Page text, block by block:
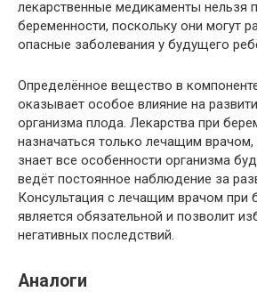
лекарственные медикаменты нельзя
беременности, поскольку они могут
опасные заболевания у будущего
Определённое вещество в
оказывает особое влияние на
организма плода. Лекарства при
назначаться только лечащим
знает все особенности организма
ведёт постоянное наблюдение за
Консультация с лечащим врачом при
является обязательной и позволит
негативных последствий.
Аналоги